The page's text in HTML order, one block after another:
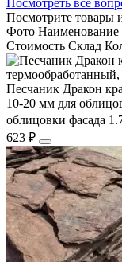
Посмотреть все
Посмотрите товары
Фото Наименование
Cтоимость Склад
Песчаник Дракон
10-20 мм для
облицовки фасада
623 ₽